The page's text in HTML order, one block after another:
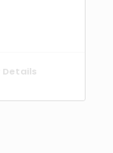
Details